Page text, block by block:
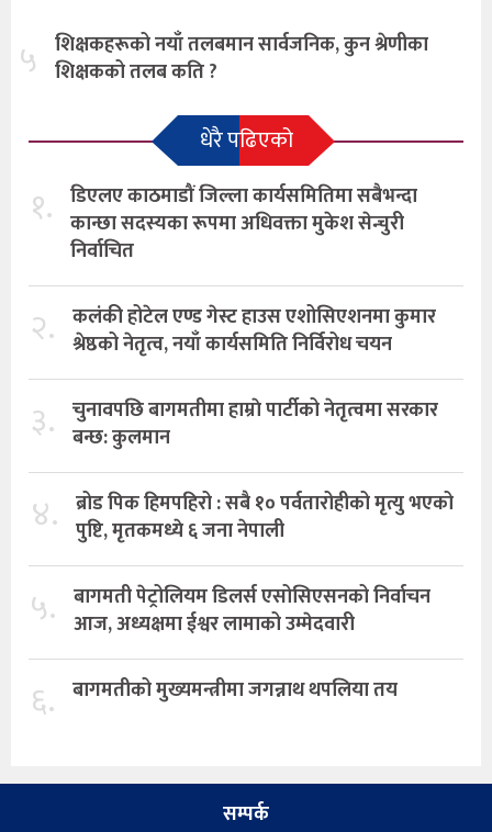
५ शिक्षकहरूको नयाँ तलबमान सार्वजनिक, कुन श्रेणीका
शिक्षकको तलब कति ?
धेरै पढिएको
१. डिएलए काठमाडौं जिल्ला कार्यसमितिमा सबैभन्दा
कान्छा सदस्यका रूपमा अधिवक्ता मुकेश सेन्चुरी
निर्वाचित
२. कलंकी होटेल एण्ड गेस्ट हाउस एशोसिएशनमा कुमार
श्रेष्ठको नेतृत्व, नयाँ कार्यसमिति निर्विरोध चयन
३. चुनावपछि बागमतीमा हाम्राे पार्टीको नेतृत्वमा सरकार
बन्छ: कुलमान
४. ब्रोड पिक हिमपहिरो : सबै १० पर्वतारोहीको मृत्यु भएको
पुष्टि, मृतकमध्ये ६ जना नेपाली
५. बागमती पेट्रोलियम डिलर्स एसोसिएसनको निर्वाचन
आज, अध्यक्षमा ईश्वर लामाको उम्मेदवारी
६. बागमतीको मुख्यमन्त्रीमा जगन्नाथ थपलिया तय
सम्पर्क